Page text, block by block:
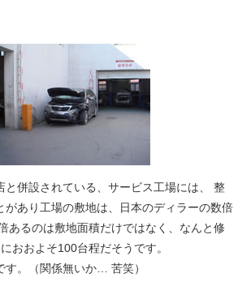
と併設されている、サービス工場には、 整
があり工場の敷地は、日本のディラーの数倍
あるのは敷地面積だけではなく、なんと修
おおよそ100台程だそうです。
す。（関係無いか… 苦笑）